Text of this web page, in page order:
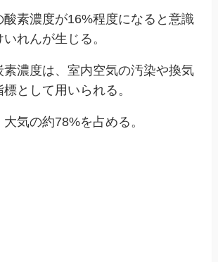
酸素濃度が16%程度になると意識
れんが生じる。
素濃度は、室内空気の汚染や換気
として用いられる。
気の約78%を占める。